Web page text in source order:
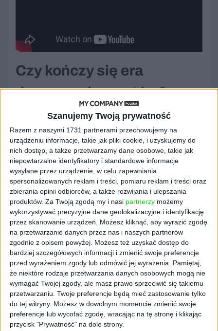
Szanujemy Twoją prywatność
Razem z naszymi 1731 partnerami przechowujemy na
urządzeniu informacje, takie jak pliki cookie, i uzyskujemy do
nich dostęp, a także przetwarzamy dane osobowe, takie jak
niepowtarzalne identyfikatory i standardowe informacje
wysyłane przez urządzenie, w celu zapewniania
spersonalizowanych reklam i treści, pomiaru reklam i treści oraz
zbierania opinii odbiorców, a także rozwijania i ulepszania
produktów. Za Twoją zgodą my i nasi partnerzy możemy
wykorzystywać precyzyjne dane geolokalizacyjne i identyfikację
przez skanowanie urządzeń. Możesz kliknąć, aby wyrazić zgodę
na przetwarzanie danych przez nas i naszych partnerów
zgodnie z opisem powyżej. Możesz też uzyskać dostęp do
bardziej szczegółowych informacji i zmienić swoje preferencje
przed wyrażeniem zgody lub odmówić jej wyrażenia.
Pamiętaj,
że niektóre rodzaje przetwarzania danych osobowych mogą nie
wymagać Twojej zgody, ale masz prawo sprzeciwić się takiemu
przetwarzaniu. Twoje preferencje będą mieć zastosowanie tylko
do tej witryny. Możesz w dowolnym momencie zmienić swoje
preferencje lub wycofać zgodę, wracając na tę stronę i klikając
przycisk "Prywatność" na dole strony.
Czy kończy się era
darmowych zwrotów?
Wywiad z Łukaszem
Wolskim
"Darmowe zwroty" to bardzo powszechny mit
- ich koszt zazwyczaj jest de facto wliczony w
cenę produktu. Zmienia się natomiast
myślenie o samych zwrotach - im ich więcej,
tym gorzej dla naszej planety, ludzie
zaczynają zwracać na to uwagę - przekonuje
Łukasz Wolski, starszy dyrektor operacyjny,
GXO.